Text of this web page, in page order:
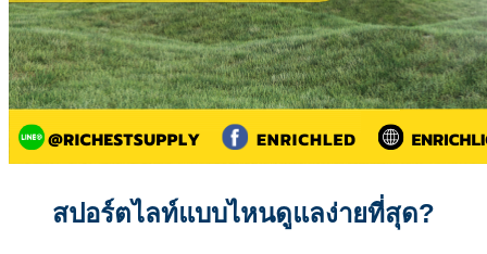
สปอร์ตไลท์แบบไหนดูแลง่ายที่สุด?